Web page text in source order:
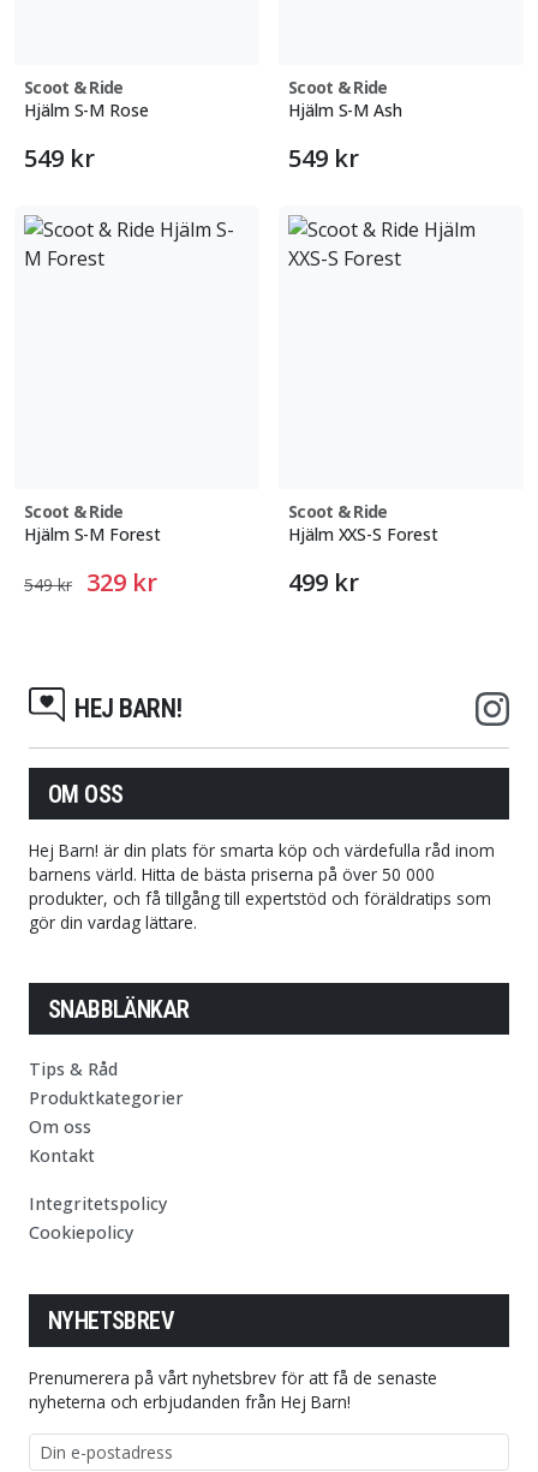
Scoot & Ride
Hjälm S-M Rose
549 kr
Scoot & Ride
Hjälm S-M Ash
549 kr
Scoot & Ride
Hjälm S-M Forest
549 kr 329 kr
Scoot & Ride
Hjälm XXS-S Forest
499 kr
HEJ BARN!
OM OSS
Hej Barn! är din plats för smarta köp och värdefulla råd inom
barnens värld. Hitta de bästa priserna på över 50 000
produkter, och få tillgång till expertstöd och föräldratips som
gör din vardag lättare.
SNABBLÄNKAR
Tips & Råd
Produktkategorier
Om oss
Kontakt
Integritetspolicy
Cookiepolicy
NYHETSBREV
Prenumerera på vårt nyhetsbrev för att få de senaste
nyheterna och erbjudanden från Hej Barn!
E-postadress